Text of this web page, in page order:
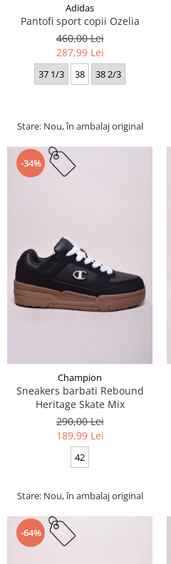
Adidas
Pantofi sport copii Ozelia
460,00 Lei
287,99 Lei
37 1/3 38 38 2/3
Stare: Nou, în ambalaj original
-34%
Champion
Sneakers barbati Rebound
Heritage Skate Mix
290,00 Lei
189,99 Lei
42
Stare: Nou, în ambalaj original
-64%